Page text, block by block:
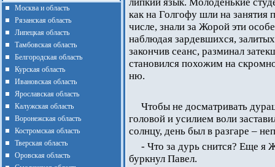
Москва и область
Рязанская область
Липецкая область
Тамбовская область
Белгородская область
Курская область
Ивановская область
Ярославская область
Калужская область
Воронежская область
Костромская область
Тверская область
Оровская область
как на Голгофу шли на занятия
числе, знали за Жорой эти
наблюдая зардевшихся,
закончив сеанс, разминал
становился похожим на
ню.
Чтобы не досматривать
головой и усилием воли
солнцу, день был в разгаре –
- Что за дурь снится? Еще я
буркнул Павел.